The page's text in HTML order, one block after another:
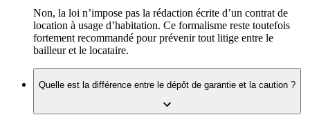
Non, la loi n’impose pas la rédaction écrite d’un contrat de
location à usage d’habitation. Ce formalisme reste toutefois
fortement recommandé pour prévenir tout litige entre le
bailleur et le locataire.
Quelle est la différence entre le dépôt de garantie et la caution ?